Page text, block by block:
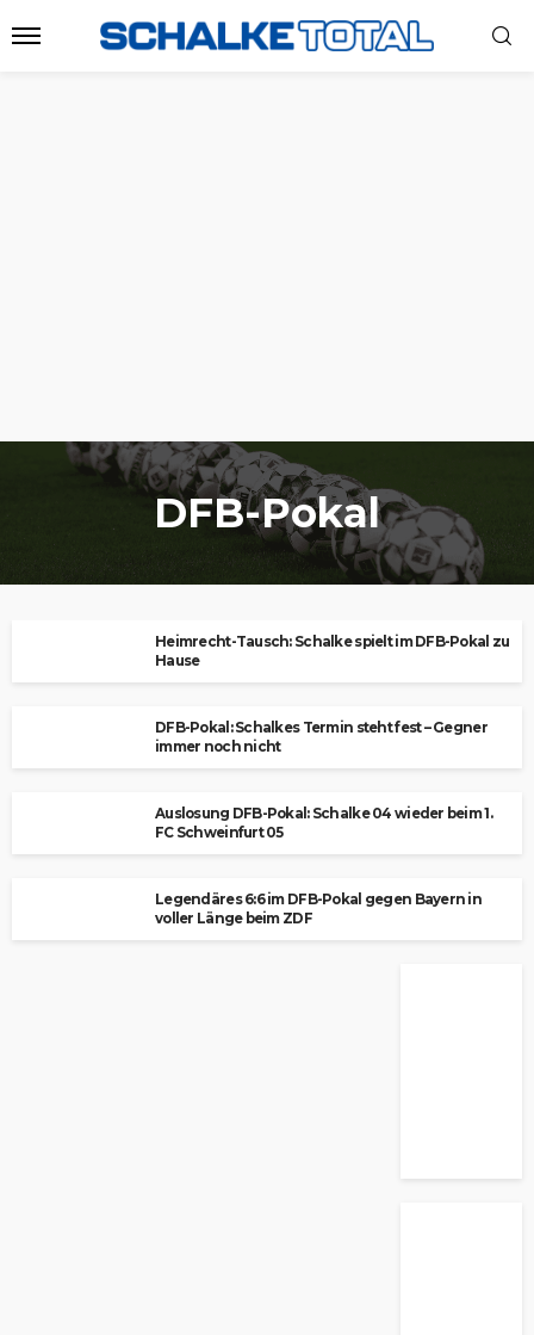
DFB-Pokal
Heimrecht-Tausch: Schalke spielt im DFB-Pokal zu
Hause
DFB-Pokal: Schalkes Termin steht fest – Gegner
immer noch nicht
Auslosung DFB-Pokal: Schalke 04 wieder beim 1.
FC Schweinfurt 05
Legendäres 6:6 im DFB-Pokal gegen Bayern in
voller Länge beim ZDF